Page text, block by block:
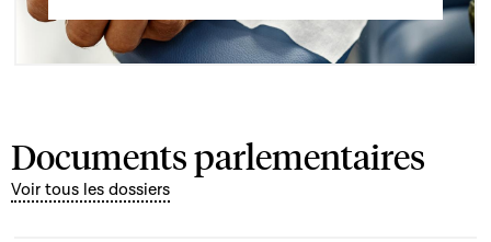
Documents parlementaires
Voir tous les dossiers